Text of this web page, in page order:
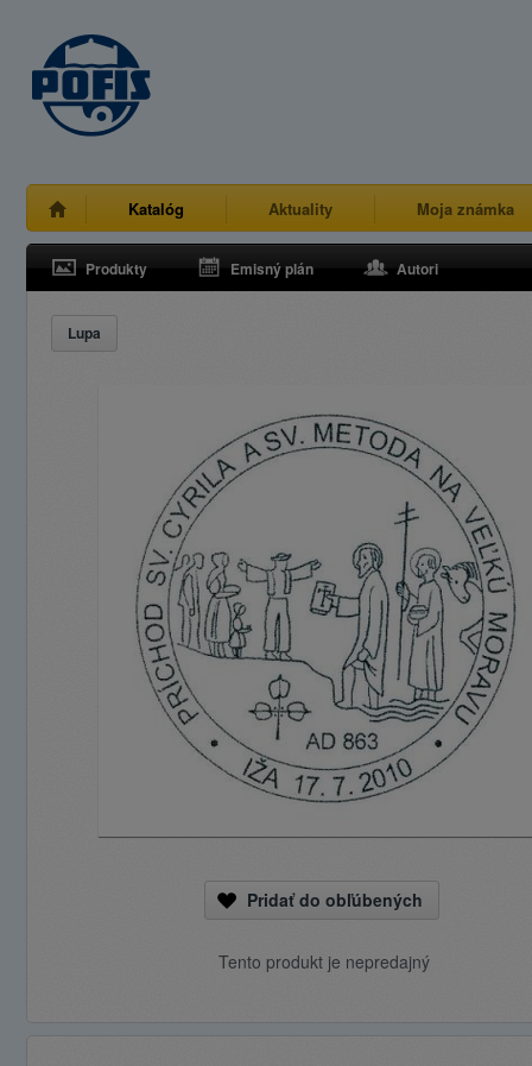
Katalóg Aktuality Moja známka
Produkty Emisný plán Autori
Lupa
Pridať do obľúbených
Tento produkt je nepredajný